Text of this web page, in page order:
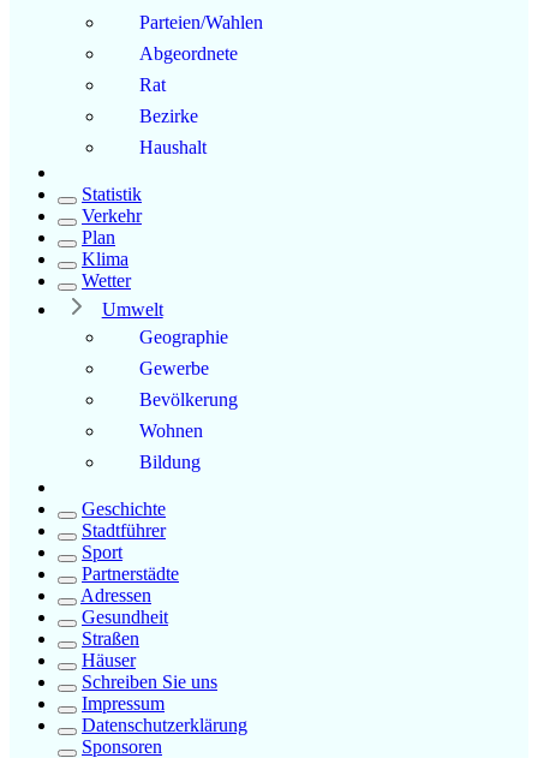
Parteien/Wahlen
Abgeordnete
Rat
Bezirke
Haushalt
Statistik
Verkehr
Plan
Klima
Wetter
Umwelt
Geographie
Gewerbe
Bevölkerung
Wohnen
Bildung
Geschichte
Stadtführer
Sport
Partnerstädte
Adressen
Gesundheit
Straßen
Häuser
Schreiben Sie uns
Impressum
Datenschutzerklärung
Sponsoren